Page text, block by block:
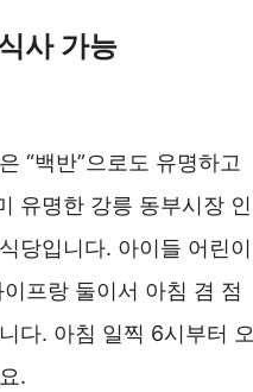
사 가능
“백반”으로도 유명하고
유명한 강릉 동부시장 인
당입니다. 아이들 어린이
프랑 둘이서 아침 겸 점
다. 아침 일찍 6시부터 오
.